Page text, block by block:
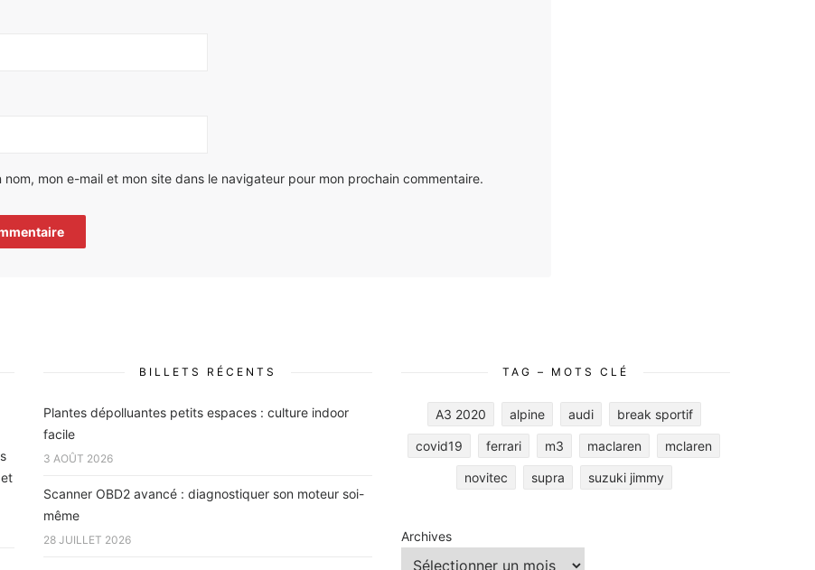
nom, mon e-mail et mon site dans le navigateur pour mon prochain commentaire.
BILLETS RÉCENTS
Plantes dépolluantes petits espaces : culture indoor
facile
3 AOÛT 2026
Scanner OBD2 avancé : diagnostiquer son moteur soi-
même
28 JUILLET 2026
TAG – MOTS CLÉ
A3 2020 alpine audi break sportif
covid19 ferrari m3 maclaren mclaren
novitec supra suzuki jimmy
Archives